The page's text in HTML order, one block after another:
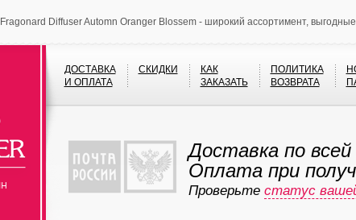
Fragonard Diffuser Automn Oranger Blossem - широкий ассортимент,
ДОСТАВКА
И ОПЛАТА
СКИДКИ
КАК
ЗАКАЗАТЬ
ПОЛИТИКА
ВОЗВРАТА
Доставка по всей
Оплата при
Проверьте статус